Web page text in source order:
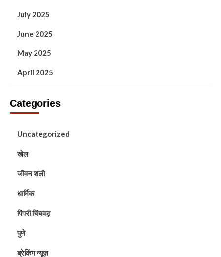
July 2025
June 2025
May 2025
April 2025
Categories
Uncategorized
खेल
जीवन शैली
धार्मिक
पिंपरी चिंचवड़
पुणे
ब्रेकिंग न्यूज़